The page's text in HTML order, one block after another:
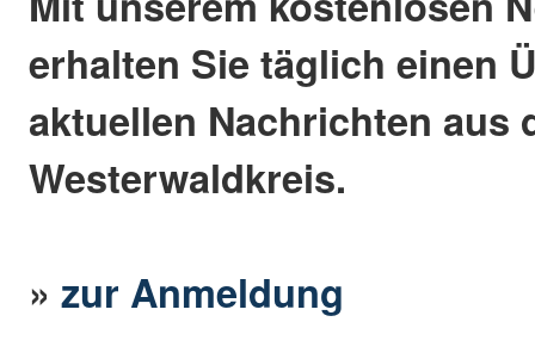
erhalten Sie täglich einen
aktuellen Nachrichten aus
Westerwaldkreis.
»zur Anmeldung